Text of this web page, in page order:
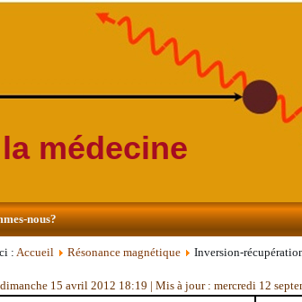
médecine
nous?
: Accueil Résonance magnétique Inversion-
15 avril 2012 18:19 | Mis à jour : mercredi 12